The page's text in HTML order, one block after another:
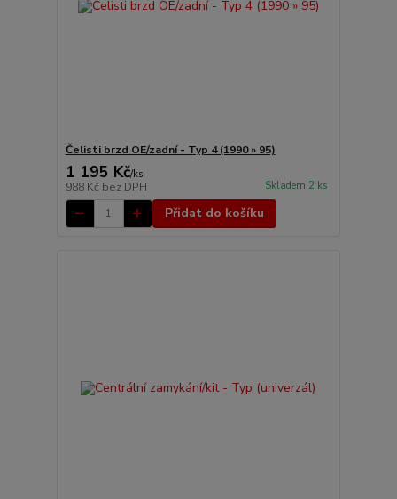
Čelisti brzd OE/zadní - Typ 4 (1990 » 95)
1 195 Kč/ks
988 Kč bez DPH Skladem 2 ks
Přidat do košíku